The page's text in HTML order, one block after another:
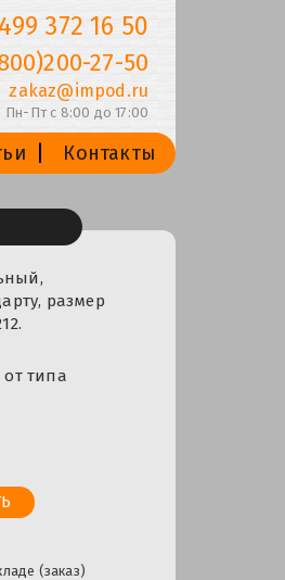
372 16 50
27-50
zakaz@impod.ru
Пн-Пт с 8:00 до 17:00
Контакты
размер
типа
(заказ)